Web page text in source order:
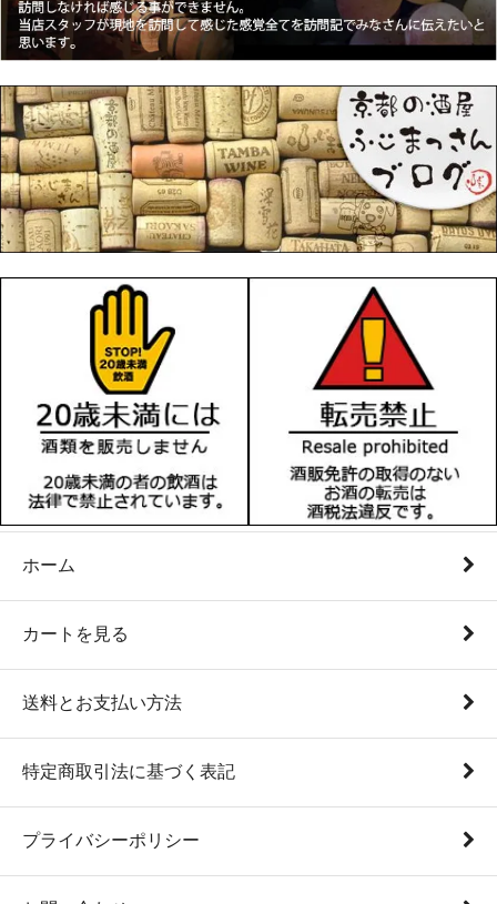
ホーム
カートを見る
送料とお支払い方法
特定商取引法に基づく表記
プライバシーポリシー